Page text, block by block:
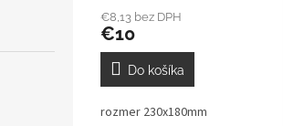
€8,13 bez DPH
€10
Do košíka
rozmer 230x180mm